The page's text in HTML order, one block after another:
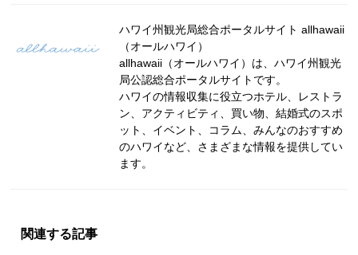
ハワイ州観光局総合ポータルサイト allhawaii
（オールハワイ）
allhawaii（オールハワイ）は、ハワイ州観光
局公認総合ポータルサイトです。
ハワイの情報収集に役立つホテル、レストラ
ン、アクティビティ、買い物、結婚式のスポ
ット、イベント、コラム、みんなのおすすめ
のハワイなど、さまざまな情報を提供してい
ます。
関連する記事